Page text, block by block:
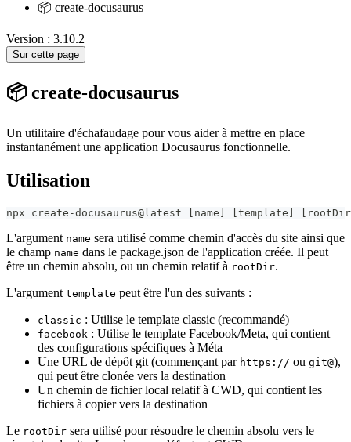
📦 create-docusaurus
Version : 3.10.2
Sur cette page
📦 create-docusaurus
Un utilitaire d'échafaudage pour vous aider à mettre en place
instantanément une application Docusaurus fonctionnelle.
Utilisation
npx create-docusaurus@latest name template rootDir
L'argument name sera utilisé comme chemin d'accès du site ainsi que
le champ name dans le package.json de l'application créée. Il peut
être un chemin absolu, ou un chemin relatif à rootDir.
L'argument template peut être l'un des suivants :
classic : Utilise le template classic (recommandé)
facebook : Utilise le template Facebook/Meta, qui contient
des configurations spécifiques à Méta
Une URL de dépôt git (commençant par https:// ou git@),
qui peut être clonée vers la destination
Un chemin de fichier local relatif à CWD, qui contient les
fichiers à copier vers la destination
Le rootDir sera utilisé pour résoudre le chemin absolu vers le